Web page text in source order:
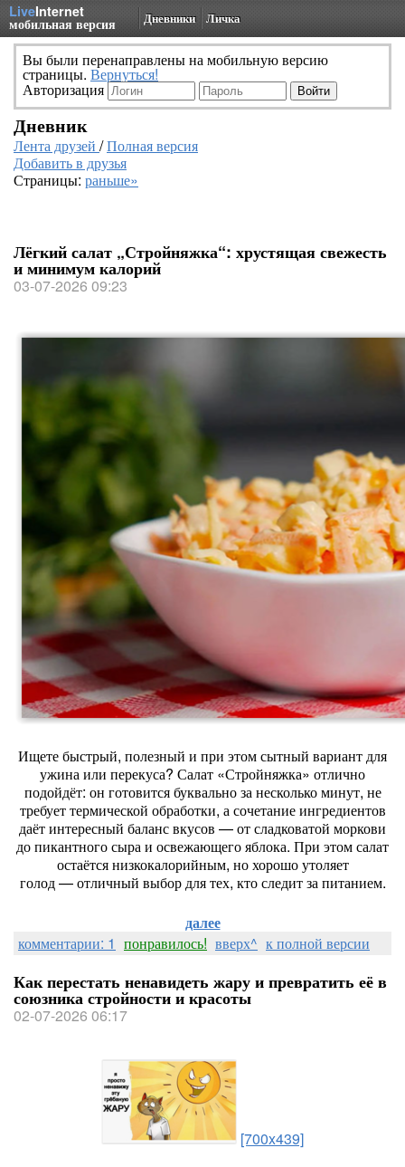
LiveInternet
мобильная версия Дневники Личка
Вы были перенаправлены на мобильную версию
страницы. Вернуться!
Авторизация
Дневник
Лента друзей /Полная версия
Добавить в друзья
Страницы: раньше»
Лёгкий салат „Стройняжка“: хрустящая свежесть
и минимум калорий
03-07-2026 09:23
Ищетебыстрый, полезный и при этомсытный вариантдля
ужинаили перекуса? Салат «Стройняжка» отлично
подойдёт: он готовитсябуквальнозанесколькоминут, не
требуеттермической обработки, асочетаниеингредиентов
даётинтересный балансвкусов — отсладковатой моркови
допикантногосыраи освежающегояблока. При этомсалат
остаётсянизкокалорийным, нохорошоутоляет
голод— отличный выбордлятех, ктоследитзапитанием.
далее
комментарии: 1 понравилось! вверх^ к полной версии
Как перестать ненавидеть жару и превратить её в
союзника стройности и красоты
02-07-2026 06:17
[700x439]